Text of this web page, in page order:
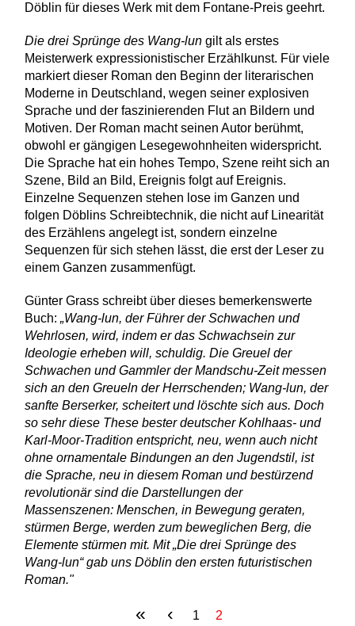
Döblin für dieses Werk mit dem Fontane-Preis geehrt.
Die drei Sprünge des Wang-lun gilt als erstes
Meisterwerk expressionistischer Erzählkunst. Für viele
markiert dieser Roman den Beginn der literarischen
Moderne in Deutschland, wegen seiner explosiven
Sprache und der faszinierenden Flut an Bildern und
Motiven. Der Roman macht seinen Autor berühmt,
obwohl er gängigen Lesegewohnheiten widerspricht.
Die Sprache hat ein hohes Tempo, Szene reiht sich an
Szene, Bild an Bild, Ereignis folgt auf Ereignis.
Einzelne Sequenzen stehen lose im Ganzen und
folgen Döblins Schreibtechnik, die nicht auf Linearität
des Erzählens angelegt ist, sondern einzelne
Sequenzen für sich stehen lässt, die erst der Leser zu
einem Ganzen zusammenfügt.
Günter Grass schreibt über dieses bemerkenswerte
Buch:„Wang-lun, der Führer der Schwachen und
Wehrlosen, wird, indem er das Schwachsein zur
Ideologie erheben will, schuldig. Die Greuel der
Schwachen und Gammler der Mandschu-Zeit messen
sich an den Greueln der Herrschenden; Wang-lun, der
sanfte Berserker, scheitert und löschte sich aus. Doch
so sehr diese These bester deutscher Kohlhaas- und
Karl-Moor-Tradition entspricht, neu, wenn auch nicht
ohne ornamentale Bindungen an den Jugendstil, ist
die Sprache, neu in diesem Roman und bestürzend
revolutionär sind die Darstellungen der
Massenszenen: Menschen, in Bewegung geraten,
stürmen Berge, werden zum beweglichen Berg, die
Elemente stürmen mit. Mit „Die drei Sprünge des
Wang-lun“ gab uns Döblin den ersten futuristischen
Roman."
« ‹ 1 2